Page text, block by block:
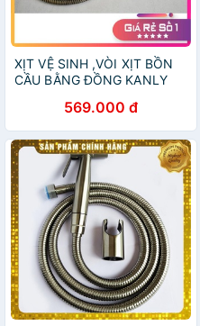
XỊT VỆ SINH ,VÒI XỊT BỒN
CẦU BẰNG ĐỒNG KANLY
569.000 đ